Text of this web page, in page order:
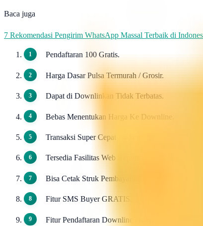
Baca juga
7 Rekomendasi Pengirim WhatsApp Massal Terbaik di
Pendaftaran 100 Gratis.
Harga Dasar Pulsa Termurah / Grosir.
Dapat di Downlinkan Tidak Terbatas.
Bebas Menentukan Harga Ke Downline.
Transaksi Super Cepat 24 Jam Non Stop.
Tersedia Fasilitas Web Report.
Bisa Cetak Struk Pembayaran.
Fitur SMS Buyer GRATIS.
Fitur Pendaftaran Downline Otomatis / AutoReg